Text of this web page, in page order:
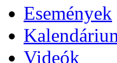
Események
Videók